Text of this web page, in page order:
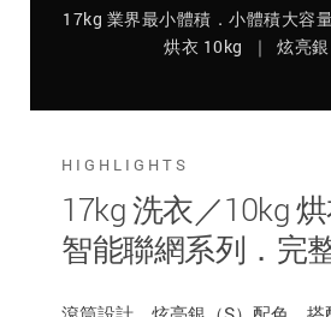
17kg 業界最小體積．小體積大容
烘衣 10kg ｜ 炫亮銀
HIGHLIGHTS
17kg 洗衣／10kg
智能聯網系列．完